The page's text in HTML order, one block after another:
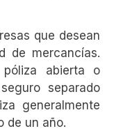
que desean
de mercancías.
abierta o
separado
generalmente
de un año.